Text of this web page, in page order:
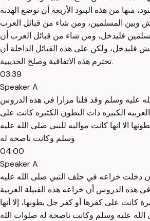
منها من هذه البنود الأربعة أن توضع الهدنة
وبين المسلمين، ومن شاء من قبائل العرب
فليدخل، ومن شاء من قبائل العرب أن
ولكن على هذه القبائل الداخلة أن
تحترم هذه الاتفاقية وصلح الحديبية.
03:39
Speaker A
عليه وسلم وقد قلنا مرارا في هذه الدروس
الكبيره ذات البطون الكثيره كانت على
الا انها كانت مواليه للنبي صلى الله عليه
وسلم وكانت ناصحه له
04:00
Speaker A
دخلت خزاعه في حلف النبي صلى الله عليه
هذه الدروس أن خزاعه هذه القبيلة العربية
كانت على كفرها أو كفر جل بطونها، إلا أنها
الله عليه وسلم وكانت ناصحة له صلوات الله